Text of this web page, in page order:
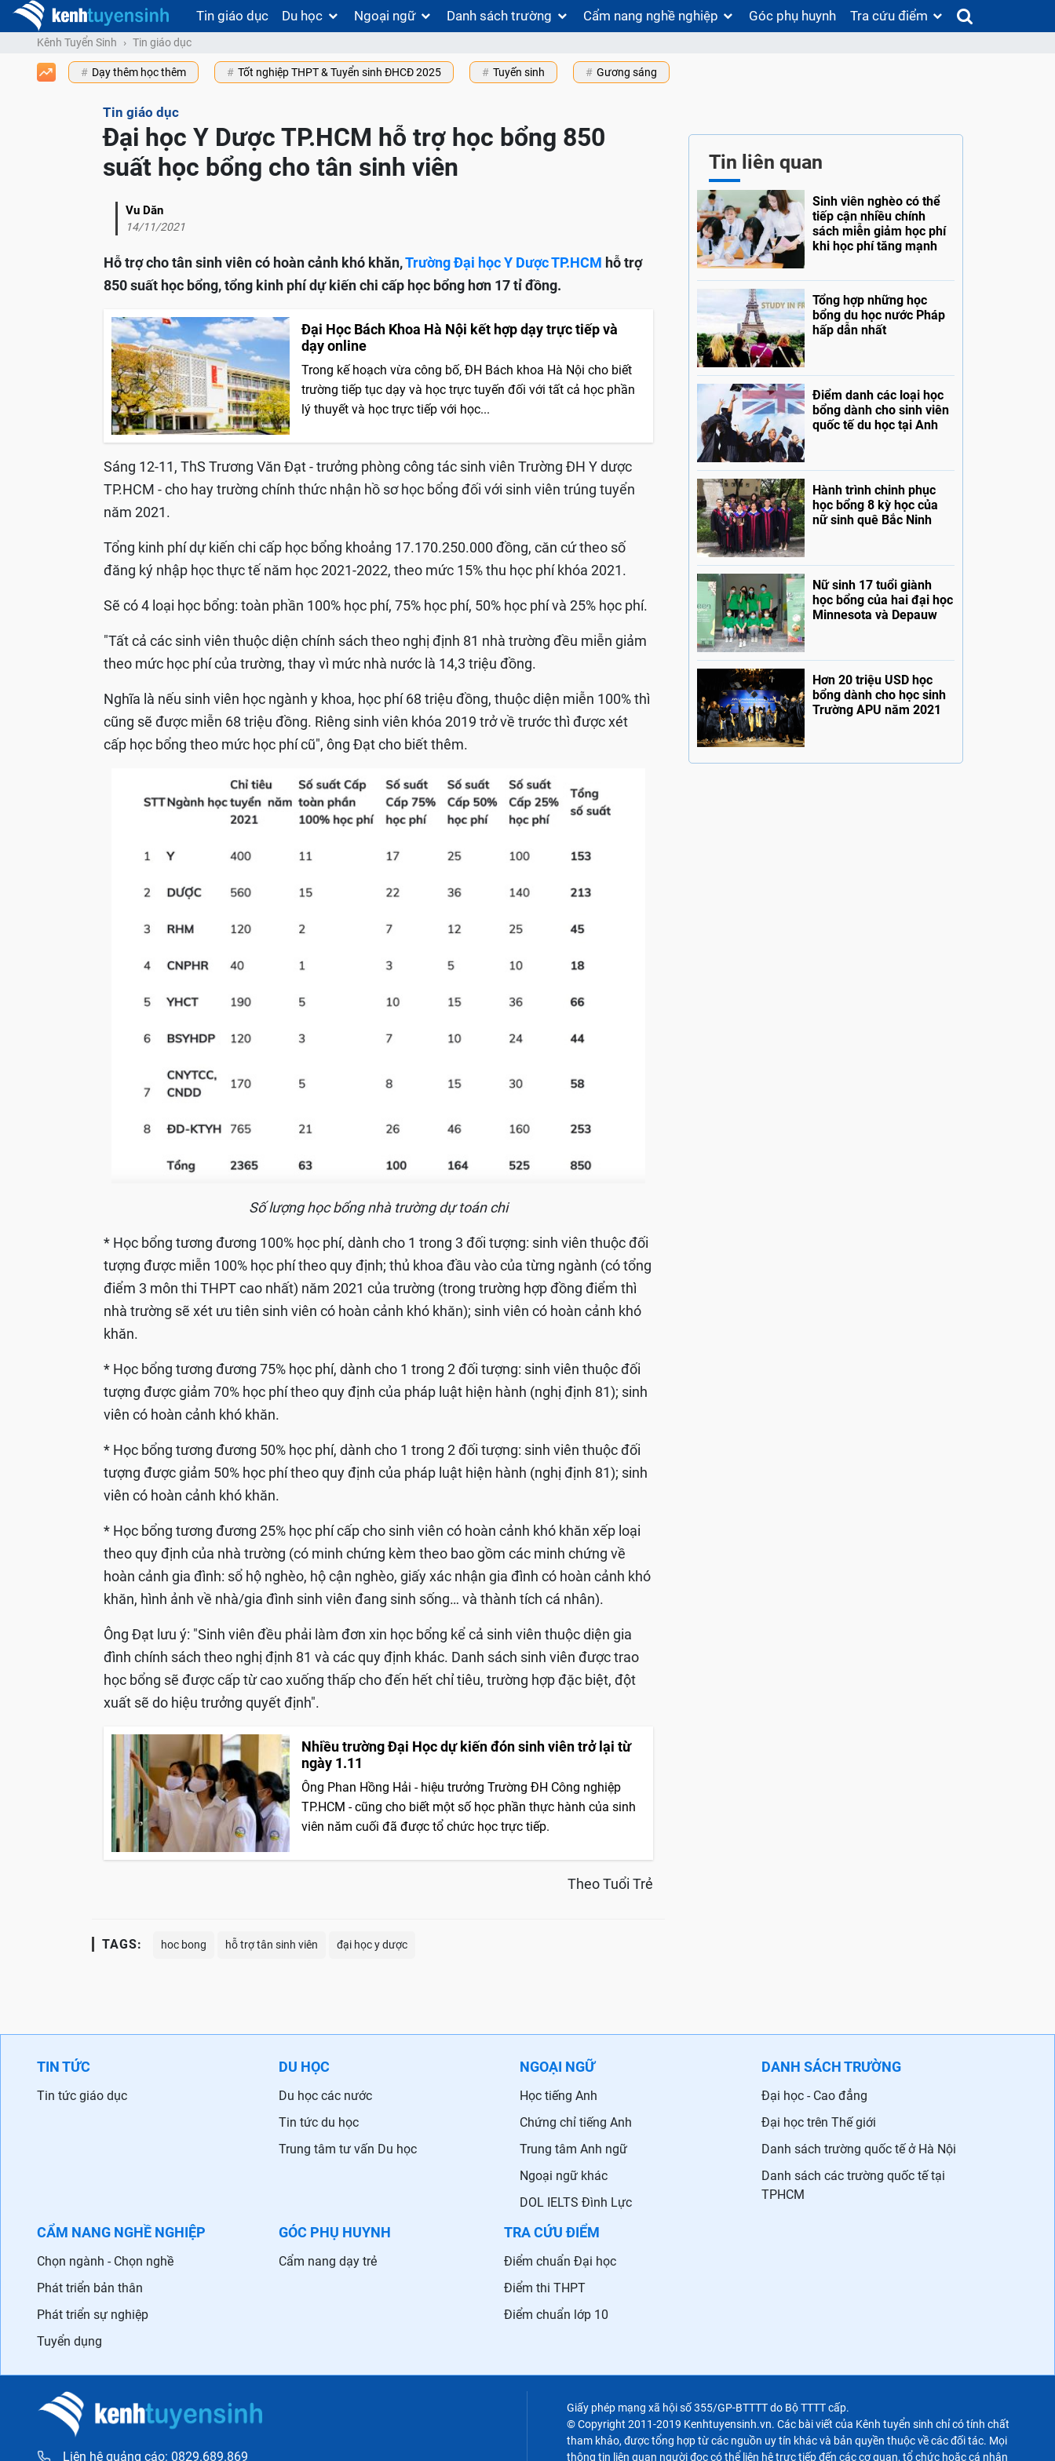
Tin giáo dục Du học Ngoại ngữ Danh sách trường Cẩm nang nghề nghiệp Góc phụ huynh Tra cứu điểm
Kênh Tuyển Sinh Tin giáo dục
Dạy thêm học thêm Tốt nghiệp THPT & Tuyển sinh ĐHCĐ 2025 Tuyến sinh Gương sáng
Tin giáo dục
Đại học Y Dược TP.HCM hỗ trợ học bổng 850
suất học bổng cho tân sinh viên
Vu Dăn
14/11/2021
Hỗ trợ cho tân sinh viên có hoàn cảnh khó khăn,Trường Đại học Y Dược TP.HCM hỗ trợ
850 suất học bổng, tổng kinh phí dự kiến chi cấp học bổng hơn 17 tỉ đồng.
Đại Học Bách Khoa Hà Nội kết hợp dạy trực tiếp và
dạy online
Trong kế hoạch vừa công bố, ĐH Bách khoa Hà Nội cho biết
trường tiếp tục dạy và học trực tuyến đối với tất cả học phần
lý thuyết và học trực tiếp với học...
Sáng 12-11, ThS Trương Văn Đạt - trưởng phòng công tác sinh viên Trường ĐH Y dược
TP.HCM - cho hay trường chính thức nhận hồ sơ học bổng đối với sinh viên trúng tuyển
năm 2021.
Tổng kinh phí dự kiến chi cấp học bổng khoảng 17.170.250.000 đồng, căn cứ theo số
đăng ký nhập học thực tế năm học 2021-2022, theo mức 15% thu học phí khóa 2021.
Sẽ có 4 loại học bổng: toàn phần 100% học phí, 75% học phí, 50% học phí và 25% học phí.
"Tất cả các sinh viên thuộc diện chính sách theo nghị định 81 nhà trường đều miễn giảm
theo mức học phí của trường, thay vì mức nhà nước là 14,3 triệu đồng.
Nghĩa là nếu sinh viên học ngành y khoa, học phí 68 triệu đồng, thuộc diện miễn 100% thì
cũng sẽ được miễn 68 triệu đồng. Riêng sinh viên khóa 2019 trở về trước thì được xét
cấp học bổng theo mức học phí cũ", ông Đạt cho biết thêm.
Số lượng học bổng nhà trường dự toán chi
* Học bổng tương đương 100% học phí, dành cho 1 trong 3 đối tượng: sinh viên thuộc đối
tượng được miễn 100% học phí theo quy định; thủ khoa đầu vào của từng ngành (có tổng
điểm 3 môn thi THPT cao nhất) năm 2021 của trường (trong trường hợp đồng điểm thì
nhà trường sẽ xét ưu tiên sinh viên có hoàn cảnh khó khăn); sinh viên có hoàn cảnh khó
khăn.
* Học bổng tương đương 75% học phí, dành cho 1 trong 2 đối tượng: sinh viên thuộc đối
tượng được giảm 70% học phí theo quy định của pháp luật hiện hành (nghị định 81); sinh
viên có hoàn cảnh khó khăn.
* Học bổng tương đương 50% học phí, dành cho 1 trong 2 đối tượng: sinh viên thuộc đối
tượng được giảm 50% học phí theo quy định của pháp luật hiện hành (nghị định 81); sinh
viên có hoàn cảnh khó khăn.
* Học bổng tương đương 25% học phí cấp cho sinh viên có hoàn cảnh khó khăn xếp loại
theo quy định của nhà trường (có minh chứng kèm theo bao gồm các minh chứng về
hoàn cảnh gia đình: sổ hộ nghèo, hộ cận nghèo, giấy xác nhận gia đình có hoàn cảnh khó
khăn, hình ảnh về nhà/gia đình sinh viên đang sinh sống… và thành tích cá nhân).
Ông Đạt lưu ý: "Sinh viên đều phải làm đơn xin học bổng kể cả sinh viên thuộc diện gia
đình chính sách theo nghị định 81 và các quy định khác. Danh sách sinh viên được trao
học bổng sẽ được cấp từ cao xuống thấp cho đến hết chỉ tiêu, trường hợp đặc biệt, đột
xuất sẽ do hiệu trưởng quyết định".
Nhiều trường Đại Học dự kiến đón sinh viên trở lại từ
ngày 1.11
Ông Phan Hồng Hải - hiệu trưởng Trường ĐH Công nghiệp
TP.HCM - cũng cho biết một số học phần thực hành của sinh
viên năm cuối đã được tổ chức học trực tiếp.
Theo Tuổi Trẻ
TAGS: hoc bong hỗ trợ tân sinh viên đại học y dược
Tin liên quan
Sinh viên nghèo có thể
tiếp cận nhiều chính
sách miễn giảm học phí
khi học phí tăng mạnh
Tổng hợp những học
bổng du học nước Pháp
hấp dẫn nhất
Điểm danh các loại học
bổng dành cho sinh viên
quốc tế du học tại Anh
Hành trình chinh phục
học bổng 8 kỳ học của
nữ sinh quê Bắc Ninh
Nữ sinh 17 tuổi giành
học bổng của hai đại học
Minnesota và Depauw
Hơn 20 triệu USD học
bổng dành cho học sinh
Trường APU năm 2021
TIN TỨC
Tin tức giáo dục
DU HỌC
Du học các nước
Tin tức du học
Trung tâm tư vấn Du học
NGOẠI NGỮ
Học tiếng Anh
Chứng chỉ tiếng Anh
Trung tâm Anh ngữ
Ngoại ngữ khác
DOL IELTS Đình Lực
DANH SÁCH TRƯỜNG
Đại học - Cao đẳng
Đại học trên Thế giới
Danh sách trường quốc tế ở Hà Nội
Danh sách các trường quốc tế tại
TPHCM
CẨM NANG NGHỀ NGHIỆP
Chọn ngành - Chọn nghề
Phát triển bản thân
Phát triển sự nghiệp
Tuyển dụng
GÓC PHỤ HUYNH
Cẩm nang dạy trẻ
TRA CỨU ĐIỂM
Điểm chuẩn Đại học
Điểm thi THPT
Điểm chuẩn lớp 10
Liên hệ quảng cáo: 0829.689.869
Giấy phép mạng xã hội số 355/GP-BTTTT do Bộ TTTT cấp.
© Copyright 2011-2019 Kenhtuyensinh.vn. Các bài viết của Kênh tuyển sinh chỉ có tính chất
tham khảo, được tổng hợp từ các nguồn uy tín khác và bản quyền thuộc về các đối tác. Mọi
thông tin liên quan người đọc có thể liên hệ trực tiếp đến các cơ quan, tổ chức hoặc cá nhân